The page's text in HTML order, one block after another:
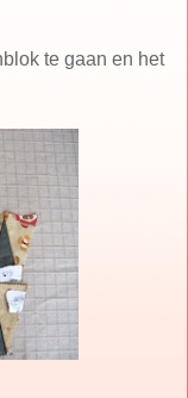
te gaan en het